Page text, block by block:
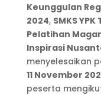
Keunggulan
2024, SMKS YPK
Pelatihan
Inspirasi
menyelesaikan
11 November
peserta